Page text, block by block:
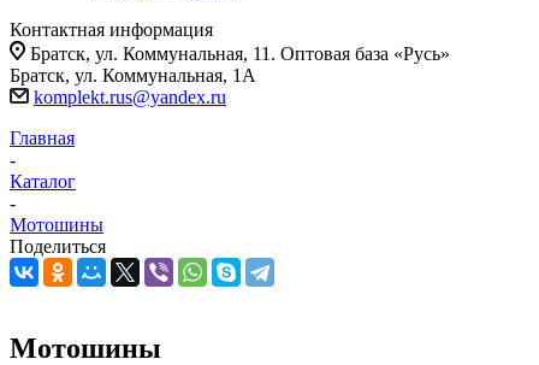
Контактная информация
Братск, ул. Коммунальная, 11. Оптовая база «Русь»
Братск, ул. Коммунальная, 1А
komplekt.rus@yandex.ru
Главная
-
Каталог
-
Мотошины
Поделиться
Мотошины